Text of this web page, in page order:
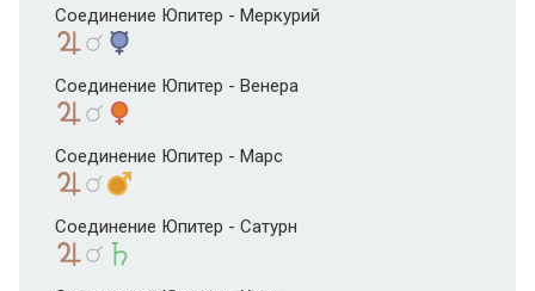
Соединение Юпитер - Меркурий
Соединение Юпитер - Венера
Соединение Юпитер - Марс
Соединение Юпитер - Сатурн